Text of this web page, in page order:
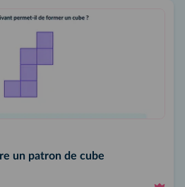
un patron de cube